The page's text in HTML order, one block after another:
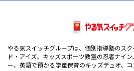
やる気スイッチグループは、個別指導塾のス
ド・アイズ、キッズスポーツ教室の忍者ナイ
ー、英語で預かる学童保育のキッズデュオ、